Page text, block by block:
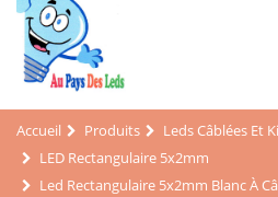
Accueil Produits
Leds Câblées Et
LED Rectangulaire 5x2mm
Led Rectangulaire 5x2mm Blanc À